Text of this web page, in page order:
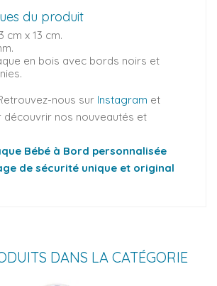
du produit
cm x 13 cm.
en bois avec bords noirs et
nous sur Instagram et
découvrir nos nouveautés et
Bébé à Bord personnalisée
de sécurité unique et original
DANS LA CATÉGORIE